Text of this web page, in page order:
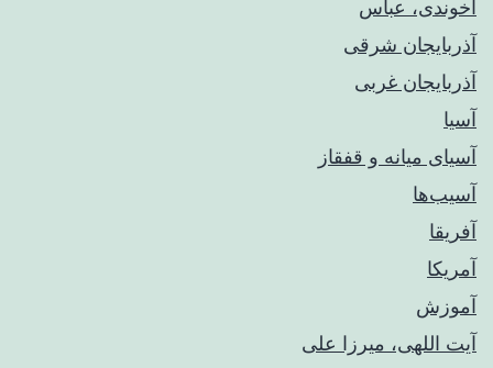
آخوندی، عباس
آذربایجان شرقی
آذربایجان غربی
آسیا
آسیای میانه و قفقاز
آسیب‌ها
آفریقا
آمریکا
آموزش
آیت اللهی، میرزا علی